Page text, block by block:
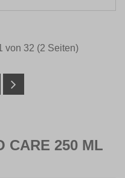
von 32 (2 Seiten)
CARE 250 ML